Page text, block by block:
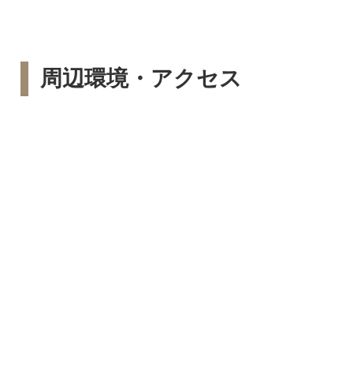
周辺環境・アクセス